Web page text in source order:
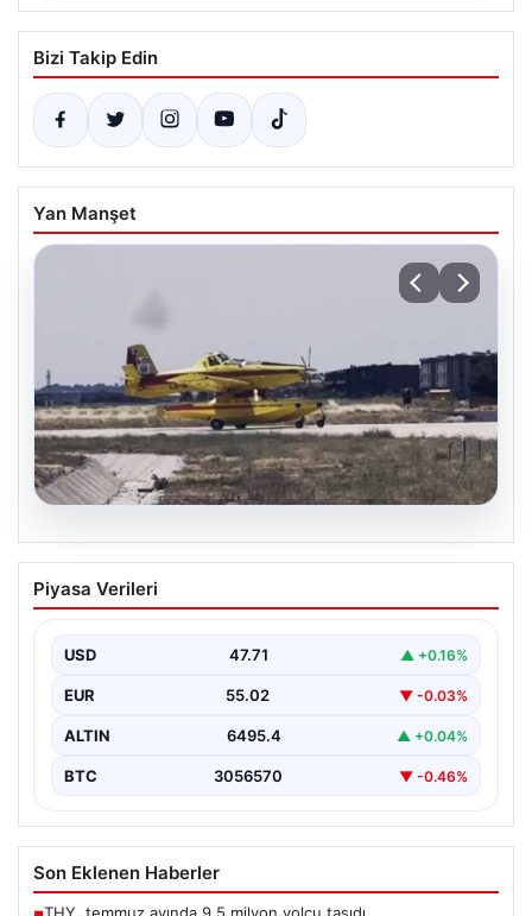
Bizi Takip Edin
Yan Manşet
06.08.2026
Yurt Dışında Görev Alan 4 Yangın
Söndürme Uçağı Türkiye’ye Geri Döndü
göre, yaz boyunca İspanya ve Fransa’da çıkan orman…
Piyasa Verileri
USD 47.71 ▲ +0.16%
EUR 55.02 ▼ -0.03%
ALTIN 6495.4 ▲ +0.04%
BTC 3056570 ▼ -0.46%
Son Eklenen Haberler